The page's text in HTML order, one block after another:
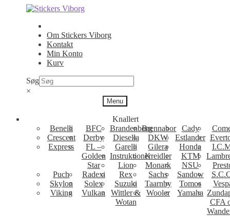
Spring
navigation
Spring
indhold
Om Stickers Viborg
Kontakt
Min Konto
Kurv
Søg
×
Menu
Knallert
Benelli
BFC BrandenborgBrennabor Cady
Crescent
Derby Diesella DKW Estlander
Express
FL –
Golden
Star
Garelli Gilera Honda
InstruktionerKreidler KTM
Lion
Monark NSU
Puch
Radexi Rex Sachs Sandow
Skylon
Solex Suzuki Taarnby Tomos
Viking
Vulkan
Wittler &
Wotan
Wooler Yamaha
CFA